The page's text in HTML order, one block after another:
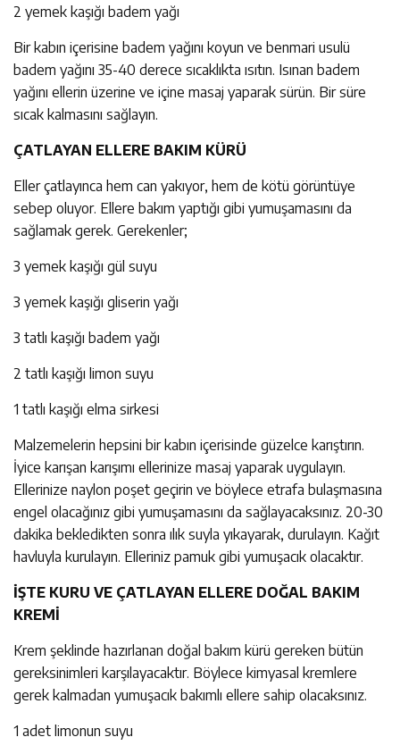
2 yemek kaşığı badem yağı
Bir kabın içerisine badem yağını koyun ve benmari usulü
badem yağını 35-40 derece sıcaklıkta ısıtın. Isınan badem
yağını ellerin üzerine ve içine masaj yaparak sürün. Bir süre
sıcak kalmasını sağlayın.
ÇATLAYAN ELLERE BAKIM KÜRÜ
Eller çatlayınca hem can yakıyor, hem de kötü görüntüye
sebep oluyor. Ellere bakım yaptığı gibi yumuşamasını da
sağlamak gerek. Gerekenler;
3 yemek kaşığı gül suyu
3 yemek kaşığı gliserin yağı
3 tatlı kaşığı badem yağı
2 tatlı kaşığı limon suyu
1 tatlı kaşığı elma sirkesi
Malzemelerin hepsini bir kabın içerisinde güzelce karıştırın.
İyice karışan karışımı ellerinize masaj yaparak uygulayın.
Ellerinize naylon poşet geçirin ve böylece etrafa bulaşmasına
engel olacağınız gibi yumuşamasını da sağlayacaksınız. 20-30
dakika bekledikten sonra ılık suyla yıkayarak, durulayın. Kağıt
havluyla kurulayın. Elleriniz pamuk gibi yumuşacık olacaktır.
İŞTE KURU VE ÇATLAYAN ELLERE DOĞAL BAKIM
KREMİ
Krem şeklinde hazırlanan doğal bakım kürü gereken bütün
gereksinimleri karşılayacaktır. Böylece kimyasal kremlere
gerek kalmadan yumuşacık bakımlı ellere sahip olacaksınız.
1 adet limonun suyu